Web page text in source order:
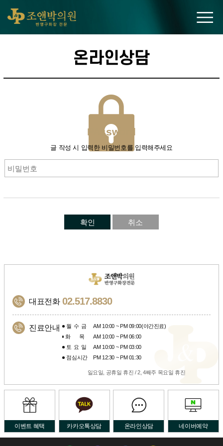
온라인상담
PAssword
글 작성 시 입력한 비밀번호를 입력해주세요
확인 취소
대표전화 02.517.8830
진료안내 월수금
AM 10:00 ~ PM 09:00(야간진료)
화목 AM 10:00 ~ PM 06:00
토요일
AM 10:00 ~ PM 03:00
점심시간
PM 12:30 ~ PM 01:30
일요일, 공휴일 휴진 / 2, 4째주 목요일 휴진
이벤트 혜택 카카오톡상담 온라인상담 네이버예약